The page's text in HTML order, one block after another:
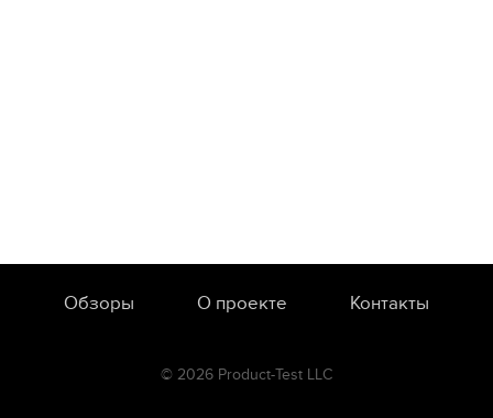
Обзоры О проекте Контакты
© 2026 Product-Test LLC